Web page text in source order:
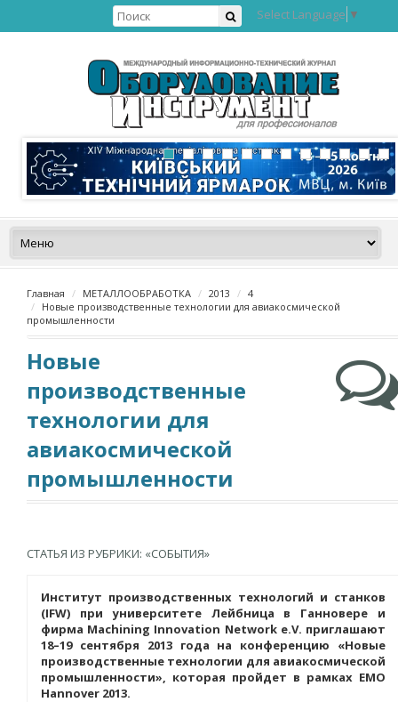
Select Language ▼
Главная МЕТАЛЛООБРАБОТКА 2013
4
Новые производственные технологии для авиакосмической
промышленности
Новые
производственные
технологии для
авиакосмической
промышленности
СТАТЬЯ ИЗ РУБРИКИ: «СОБЫТИЯ»
Институт производственных технологий и станков
(IFW) при университете Лейбница в Ганновере и
фирма Machining Innovation Network e.V. приглашают
18–19 сентября 2013 года на конференцию «Новые
производственные технологии для авиакосмической
промышленности», которая пройдет в рамках EMO
Hannover 2013.